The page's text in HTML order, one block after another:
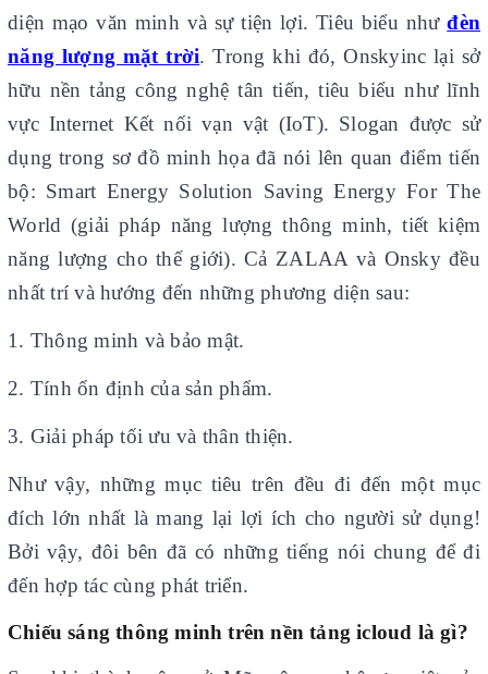
diện mạo văn minh và sự tiện lợi. Tiêu biểu nhưđèn
năng lượng mặt trời. Trong khi đó, Onskyinc lại sở
hữu nền tảng công nghệ tân tiến, tiêu biểu như lĩnh
vực Internet Kết nối vạn vật (IoT). Slogan được sử
dụng trong sơ đồ minh họa đã nói lên quan điểm tiến
bộ: Smart Energy Solution Saving Energy For The
World (giải pháp năng lượng thông minh, tiết kiệm
năng lượng cho thế giới). Cả ZALAA và Onsky đều
nhất trí và hướng đến những phương diện sau:
1. Thông minh và bảo mật.
2. Tính ổn định của sản phẩm.
3. Giải pháp tối ưu và thân thiện.
Như vậy, những mục tiêu trên đều đi đến một mục
đích lớn nhất là mang lại lợi ích cho người sử dụng!
Bởi vậy, đôi bên đã có những tiếng nói chung để đi
đến hợp tác cùng phát triển.
Chiếu sáng thông minh trên nền tảng icloud là gì?